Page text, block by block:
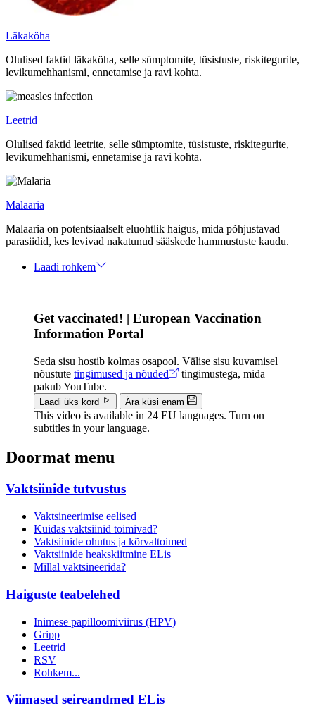
Läkaköha
Olulised faktid läkaköha, selle sümptomite, tüsistuste, riskitegurite,
levikumehhanismi, ennetamise ja ravi kohta.
Leetrid
Olulised faktid leetrite, selle sümptomite, tüsistuste, riskitegurite,
levikumehhanismi, ennetamise ja ravi kohta.
Malaaria
Malaaria on potentsiaalselt eluohtlik haigus, mida põhjustavad
parasiidid, kes levivad nakatunud sääskede hammustuste kaudu.
Laadi rohkem
Get vaccinated! | European Vaccination
Information Portal
Seda sisu hostib kolmas osapool. Välise sisu kuvamisel
nõustute tingimused ja nõuded
tingimustega, mida
pakub YouTube.
Laadi üks kord Ära küsi enam
This video is available in 24 EU languages. Turn on
subtitles in your language.
Doormat menu
Vaktsiinide tutvustus
Vaktsineerimise eelised
Kuidas vaktsiinid toimivad?
Vaktsiinide ohutus ja kõrvaltoimed
Vaktsiinide heakskiitmine ELis
Millal vaktsineerida?
Haiguste teabelehed
Inimese papilloomiviirus (HPV)
Gripp
Leetrid
RSV
Rohkem...
Viimased seireandmed ELis